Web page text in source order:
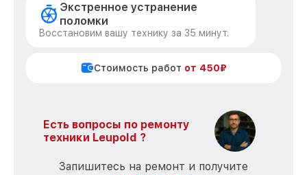
Экстренное устранение
поломки
Восстановим вашу технику за 35 минут.
Стоимость работ от 450₽
Есть вопросы по ремонту
техники Leupold ?
Запишитесь на ремонт и получите